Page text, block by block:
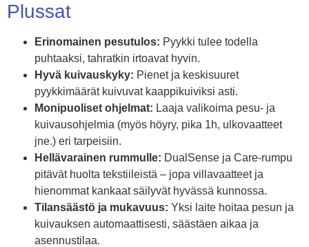
Plussat
Erinomainen pesutulos: Pyykki tulee todella
puhtaaksi, tahratkin irtoavat hyvin.
Hyvä kuivauskyky: Pienet ja keskisuuret
pyykkimäärät kuivuvat kaappikuiviksi asti.
Monipuoliset ohjelmat: Laaja valikoima pesu- ja
kuivausohjelmia (myös höyry, pika 1h, ulkovaatteet
jne.) eri tarpeisiin.
Hellävarainen rummulle: DualSense ja Care-rumpu
pitävät huolta tekstiileistä – jopa villavaatteet ja
hienommat kankaat säilyvät hyvässä kunnossa.
Tilansäästö ja mukavuus: Yksi laite hoitaa pesun ja
kuivauksen automaattisesti, säästäen aikaa ja
asennustilaa.